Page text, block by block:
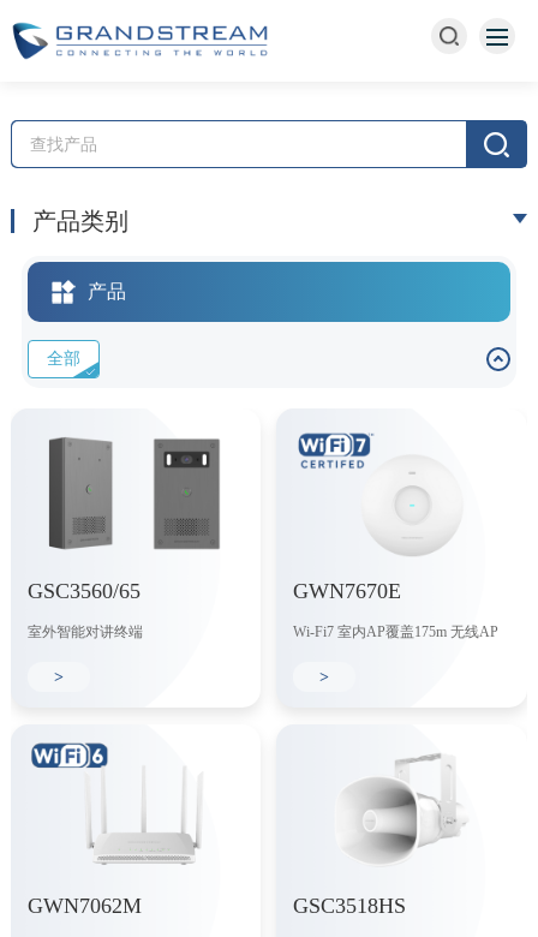
产品类别
产品
全部
GSC3560/65
室外智能对讲终端
>
GWN7670E
Wi-Fi7 室内AP覆盖175m 无线AP
>
GWN7062M GSC3518HS